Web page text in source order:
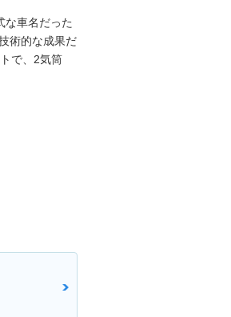
な車名だった
術的な成果だ
で、2気筒